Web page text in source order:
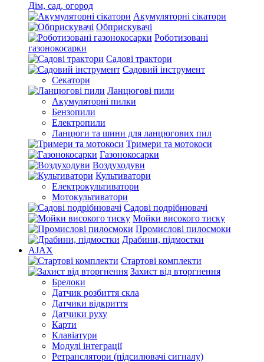
Дім, сад, огород
Акумуляторні сікатори
Обприскувачі
Роботизовані
газонокосарки
Садові трактори
Садовий інструмент
Секатори
Ланцюгові пили
Акумуляторні пилки
Бензопили
Електропили
Ланцюги та шини для ланцюгових пил
Тримери та мотокоси
Газонокосарки
Воздуходуви
Культиватори
Електрокультиватори
Мотокультиватори
Садові подрібнювачі
Мойки високого тиску
Промислові пилосмоки
Драбини, підмостки
AJAX
Стартові комплекти
Захист від вторгнення
Брелоки
Датчик розбиття скла
Датчики відкриття
Датчики руху
Карти
Клавіатури
Модулі інтеграції
Ретранслятори (підсилювачі сигналу)